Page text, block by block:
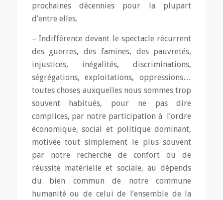
prochaines décennies pour la plupart
d’entre elles.
– Indifférence devant le spectacle récurrent
des guerres, des famines, des pauvretés,
injustices, inégalités, discriminations,
ségrégations, exploitations, oppressions…
toutes choses auxquelles nous sommes trop
souvent habitués, pour ne pas dire
complices, par notre participation à l’ordre
économique, social et politique dominant,
motivée tout simplement le plus souvent
par notre recherche de confort ou de
réussite matérielle et sociale, au dépends
du bien commun de notre commune
humanité ou de celui de l’ensemble de la